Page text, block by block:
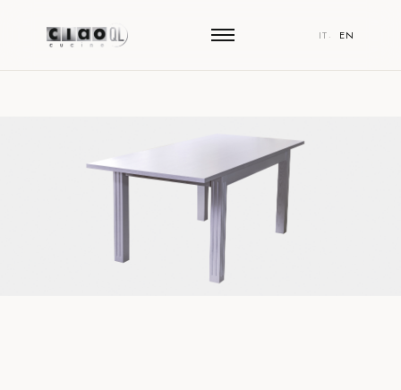
HAMBURGER TOGGLE MENU
IT EN